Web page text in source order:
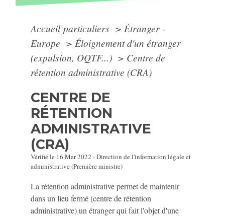
Accueil particuliers > Étranger -
Europe > Éloignement d'un étranger
(expulsion, OQTF...) > Centre de
rétention administrative (CRA)
CENTRE DE
RÉTENTION
ADMINISTRATIVE
(CRA)
Vérifié le 16 Mar 2022 - Direction de l'information légale et
administrative (Première ministre)
La rétention administrative permet de maintenir
dans un lieu fermé (centre de rétention
administrative) un étranger qui fait l'objet d'une